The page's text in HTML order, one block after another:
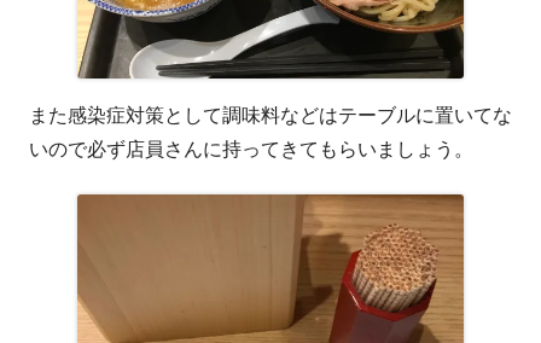
また感染症対策として調味料などはテーブルに置いてな
いので必ず店員さんに持ってきてもらいましょう。